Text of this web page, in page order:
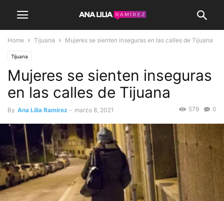
Home Tijuana Mujeres se sienten inseguras en las calles de Tijuana
Tijuana
Mujeres se sienten inseguras
en las calles de Tijuana
By Ana Lilia Ramírez - marzo 8, 2021 0
579